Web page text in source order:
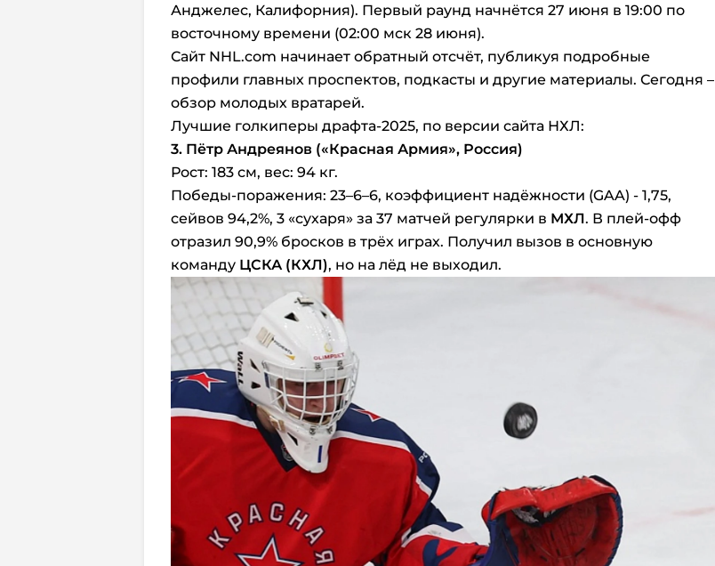
Анджелес, Калифорния). Первый раунд начнётся 27 июня в 19:00 по
восточному времени (02:00 мск 28 июня).
Сайт NHL.com начинает обратный отсчёт, публикуя подробные
профили главных проспектов, подкасты и другие материалы. Сегодня –
обзор молодых вратарей.
Лучшие голкиперы драфта-2025, по версии сайта НХЛ:
3. Пётр Андреянов («Красная Армия», Россия)
Рост: 183 см, вес: 94 кг.
Победы-поражения: 23–6–6, коэффициент надёжности (GAA) - 1,75,
сейвов 94,2%, 3 «сухаря» за 37 матчей регулярки в МХЛ. В плей-офф
отразил 90,9% бросков в трёх играх. Получил вызов в основную
команду ЦСКА (КХЛ), но на лёд не выходил.